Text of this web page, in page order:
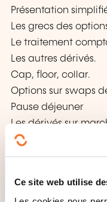
Ce site web utilise
Présentation
Les grecs des
Le traitement
Les autres dérivés.
Cap, floor, collar.
Options sur swaps
Pause déjeuner
Les dérivés sur
ferme et
Les FRA.
Synthèse, QCU,